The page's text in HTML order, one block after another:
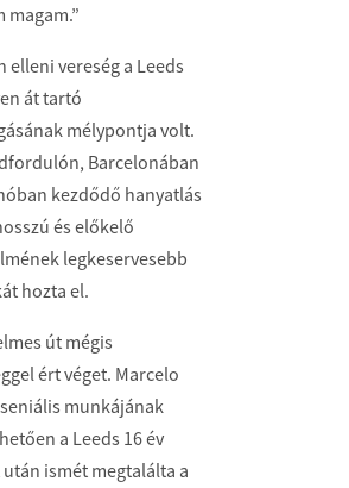
magam.”
elleni vereség a Leeds
át tartó
mélypontja volt.
Barcelonában
kezdődő hanyatlás
és előkelő
legkeservesebb
hozta el.
út mégis
ért véget. Marcelo
munkájának
a Leeds 16 év
ismét megtalálta a